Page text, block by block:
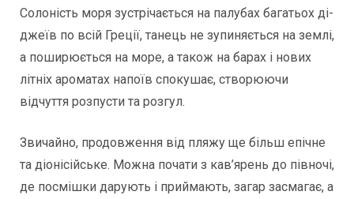
Солоність моря зустрічається на палубах багатьох ді-
джеїв по всій Греції, танець не зупиняється на землі,
а поширюється на море, а також на барах і нових
літніх ароматах напоїв спокушає, створюючи
відчуття розпусти та розгул.
Звичайно, продовження від пляжу ще більш епічне
та діонісійське. Можна почати з кав’ярень до півночі,
де посмішки дарують і приймають, загар засмагає, а